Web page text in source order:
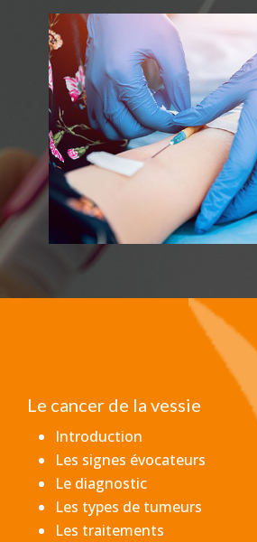
Le cancer de la vessie
Introduction
Les signes évocateurs
Le diagnostic
Les types de tumeurs
Les traitements